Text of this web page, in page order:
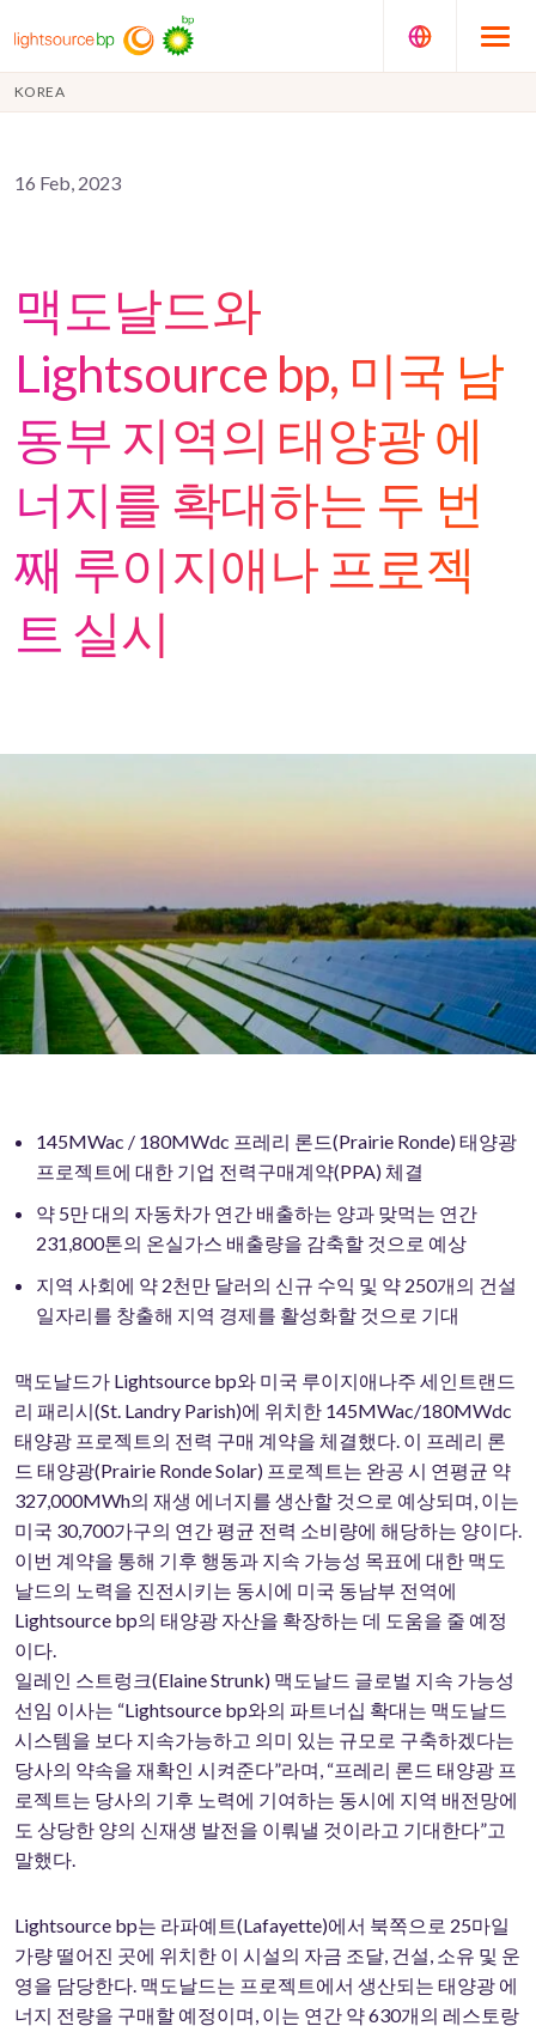
KOREA
16 Feb, 2023
맥도날드와
Lightsource bp, 미국 남
동부 지역의 태양광 에
너지를 확대하는 두 번
째 루이지애나 프로젝
트 실시
145MWac / 180MWdc 프레리 론드(Prairie Ronde) 태양광
프로젝트에 대한 기업 전력구매계약(PPA) 체결
약 5만 대의 자동차가 연간 배출하는 양과 맞먹는 연간
231,800톤의 온실가스 배출량을 감축할 것으로 예상
지역 사회에 약 2천만 달러의 신규 수익 및 약 250개의 건설
일자리를 창출해 지역 경제를 활성화할 것으로 기대
맥도날드가 Lightsource bp와 미국 루이지애나주 세인트랜드
리 패리시(St. Landry Parish)에 위치한 145MWac/180MWdc
태양광 프로젝트의 전력 구매 계약을 체결했다. 이 프레리 론
드 태양광(Prairie Ronde Solar) 프로젝트는 완공 시 연평균 약
327,000MWh의 재생 에너지를 생산할 것으로 예상되며, 이는
미국 30,700가구의 연간 평균 전력 소비량에 해당하는 양이다.
이번 계약을 통해 기후 행동과 지속 가능성 목표에 대한 맥도
날드의 노력을 진전시키는 동시에 미국 동남부 전역에
Lightsource bp의 태양광 자산을 확장하는 데 도움을 줄 예정
이다.
일레인 스트렁크(Elaine Strunk) 맥도날드 글로벌 지속 가능성
선임 이사는 “Lightsource bp와의 파트너십 확대는 맥도날드
시스템을 보다 지속가능하고 의미 있는 규모로 구축하겠다는
당사의 약속을 재확인 시켜준다”라며, “프레리 론드 태양광 프
로젝트는 당사의 기후 노력에 기여하는 동시에 지역 배전망에
도 상당한 양의 신재생 발전을 이뤄낼 것이라고 기대한다”고
말했다.
Lightsource bp는 라파예트(Lafayette)에서 북쪽으로 25마일
가량 떨어진 곳에 위치한 이 시설의 자금 조달, 건설, 소유 및 운
영을 담당한다. 맥도날드는 프로젝트에서 생산되는 태양광 에
너지 전량을 구매할 예정이며, 이는 연간 약 630개의 레스토랑